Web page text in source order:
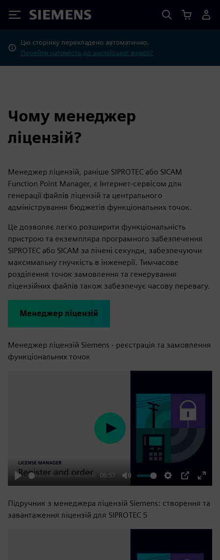
Siemens
Цю сторінку перекладено автоматично.
Перейти натомість до англійської версії?
Чому менеджер
ліцензій?
Менеджер ліцензій, раніше SIPROTEC або SICAM
Function Point Manager, є Інтернет-сервісом для
генерації файлів ліцензій та центрального
адміністрування бюджетів функціональних точок.
Це дозволяє легко розширити функціональність
пристрою та екземпляра програмного забезпечення
SIPROTEC або SICAM за лічені секунди, забезпечуючи
максимальну гнучкість в інженерії. Тимчасове
розділення точок замовлення та генерування
ліцензійних файлів також забезпечує часову перевагу.
Менеджер ліцензій
Менеджер ліцензій Siemens - реєстрація та замовлення
функціональних точок
Play
06:57
Mute Settings
PIP
Enter
Play
Підручник з менеджера ліцензій Siemens: створення та
завантаження ліцензій для SIPROTEC 5